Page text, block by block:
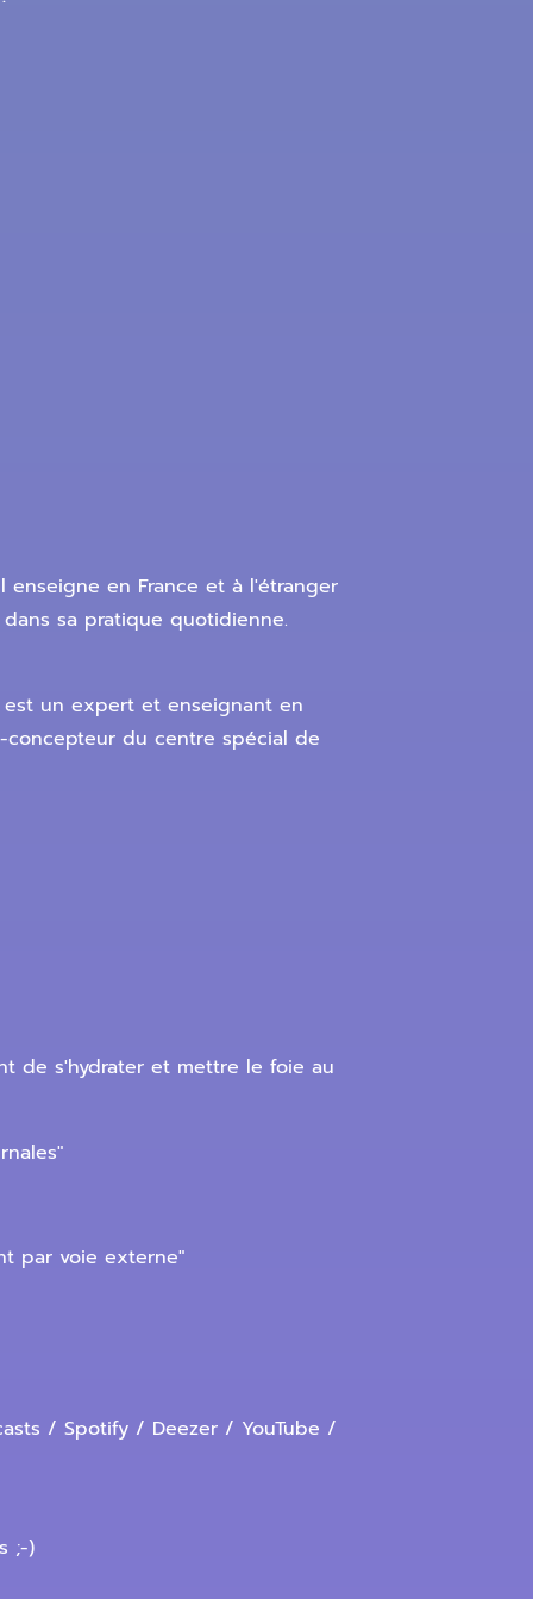
en France et à l'étranger
sa pratique quotidienne.
est un expert et enseignant en
du centre spécial de
de s'hydrater et mettre le foie au
par voie externe"
/ Spotify / Deezer / YouTube /
;-)